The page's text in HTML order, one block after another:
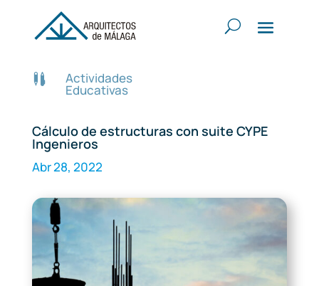
 Actividades
Educativas
Cálculo de estructuras con suite CYPE
Ingenieros
Abr 28, 2022